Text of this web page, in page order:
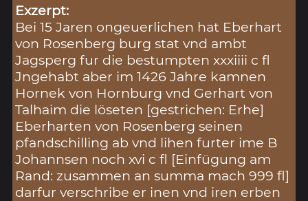
Exzerpt:
Bei 15 Jaren ongeuerlichen hat Eberhart
von Rosenberg burg stat vnd ambt
Jagsperg fur die bestumpten xxxiiii c fl
Jngehabt aber im 1426 Jahre kamnen
Hornek von Hornburg vnd Gerhart von
Talhaim die löseten [gestrichen: Erhe]
Eberharten von Rosenberg seinen
pfandschilling ab vnd lihen furter ime B
Johannsen noch xvi c fl [Einfügung am
Rand: zusammen an summa mach 999 fl]
darfur verschribe er inen vnd iren erben